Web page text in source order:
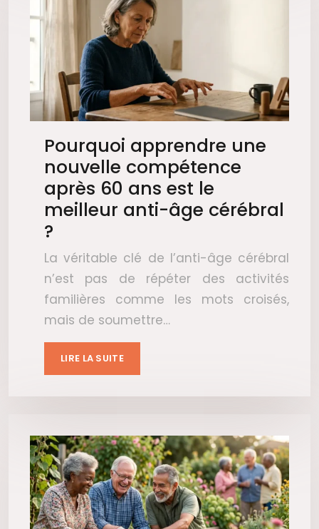
Pourquoi apprendre une
nouvelle compétence
après 60 ans est le
meilleur anti-âge cérébral
?
La véritable clé de l’anti-âge cérébral
n’est pas de répéter des activités
familières comme les mots croisés,
mais de soumettre…
LIRE LA SUITE